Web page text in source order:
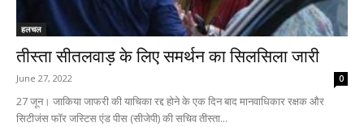
हलचल
तीस्ता सीतलवाड़ के लिए समर्थन का सिलसिला जारी
June 27, 2022 0
27 जून। जाकिया जाफरी की याचिका रद्द होने के एक दिन बाद मानवाधिकार रक्षक और
सिटीजंस फॉर जस्टिस एंड पीस (सीजेपी) की सचिव तीस्ता...